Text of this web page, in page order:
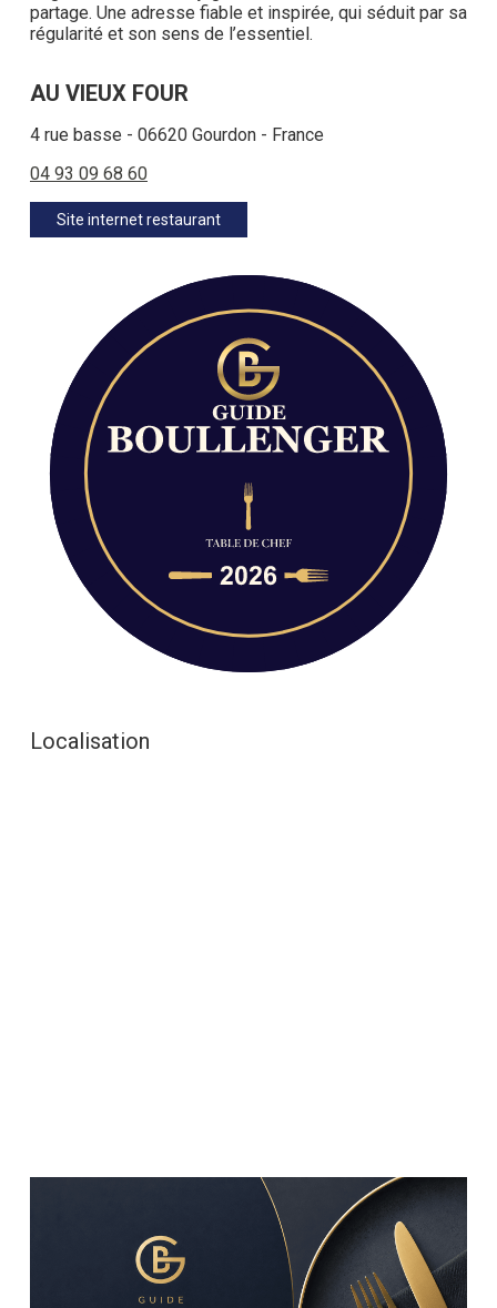
partage. Une adresse fiable et inspirée, qui séduit par sa
régularité et son sens de l’essentiel.
AU VIEUX FOUR
4 rue basse - 06620 Gourdon - France
04 93 09 68 60
Site internet restaurant
Localisation